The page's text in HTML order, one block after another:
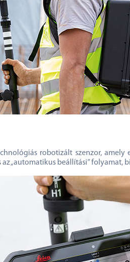
robotizált szenzor,
„automatikus beállítási”